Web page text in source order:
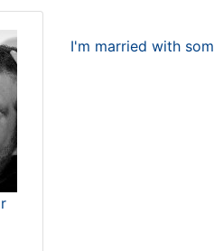
I'm married with